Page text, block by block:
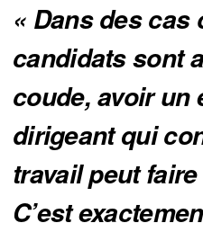
« Dans des
candidats sont
coude, avoir un
dirigeant qui
travail peut
C’est